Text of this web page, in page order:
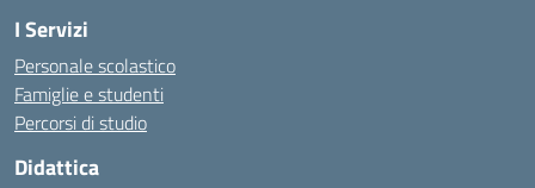
I Servizi
Personale scolastico
Famiglie e studenti
Percorsi di studio
Didattica